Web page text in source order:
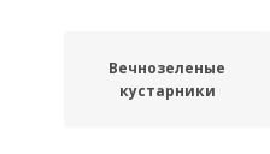
Вечнозеленые
кустарники